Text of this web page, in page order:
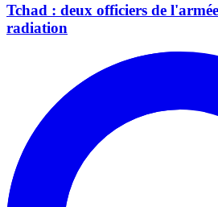
Tchad : deux officiers de
radiation